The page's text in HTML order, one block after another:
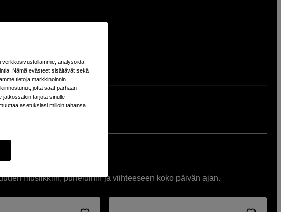
musiikkiin, puheluihin ja viihteeseen koko päivän ajan.
analysoida
Nämä evästeet sisältävät sekä
tietoja markkinoinnin
jotta saat parhaan
tarjota sinulle
asetuksiasi milloin tahansa.